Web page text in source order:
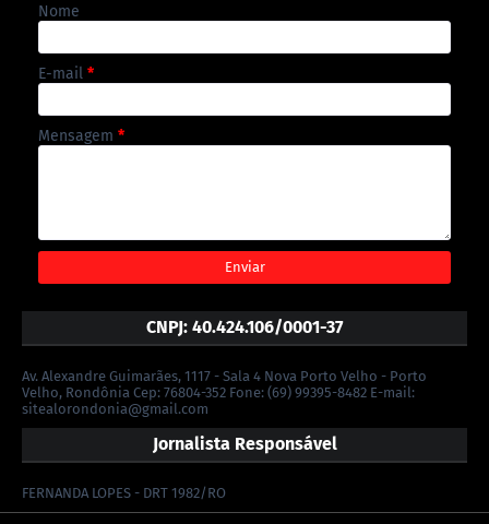
Nome
E-mail *
Mensagem *
CNPJ: 40.424.106/0001-37
Av. Alexandre Guimarães, 1117 - Sala 4 Nova Porto Velho - Porto
Velho, Rondônia Cep: 76804-352 Fone: (69) 99395-8482 E-mail:
sitealorondonia@gmail.com
Jornalista Responsável
FERNANDA LOPES - DRT 1982/RO